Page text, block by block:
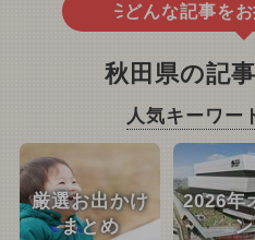
どんな記事を
秋田県の記
人気キーワー
厳選お出かけ
まとめ
2026年
ン